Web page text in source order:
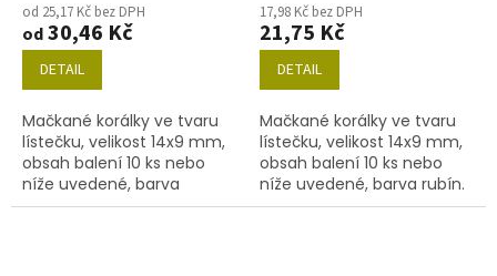
od 25,17 Kč bez DPH
od30,46 Kč
DETAIL
Mačkané korálky ve tvaru
lístečku, velikost 14x9 mm,
obsah balení 10 ks nebo
níže uvedené, barva
hyacint/mat s měděným
17,98 Kč bez DPH
21,75 Kč
DETAIL
Mačkané korálky ve tvaru
lístečku, velikost 14x9 mm,
obsah balení 10 ks nebo
níže uvedené, barva rubín.